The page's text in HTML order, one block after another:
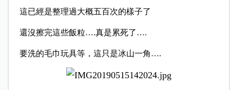
這已經是整理過大概五百次的樣子了
還沒擦完這些飯粒….真是累死了….
要洗的毛巾玩具等，這只是冰山一角….